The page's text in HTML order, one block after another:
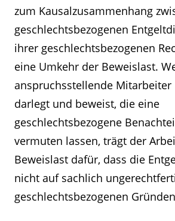
zum Kausalzusammenhang
geschlechtsbezogenen
ihrer geschlechtsbezogenen
eine Umkehr der Beweislast.
anspruchsstellende
darlegt und beweist, die eine
geschlechtsbezogene
vermuten lassen, trägt der
Beweislast dafür, dass die
nicht auf sachlich
geschlechtsbezogenen